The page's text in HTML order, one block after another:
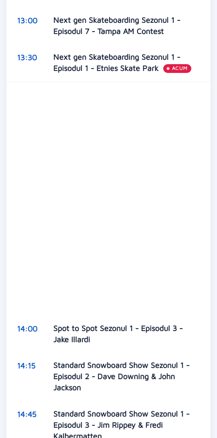
13:00
Next gen Skateboarding Sezonul 1 -
Episodul 7 - Tampa AM Contest
13:30
Next gen Skateboarding Sezonul 1 -
Episodul 1 - Etnies Skate Park
ACUM
14:00
Spot to Spot Sezonul 1 - Episodul 3 -
Jake Illardi
14:15
Standard Snowboard Show Sezonul 1 -
Episodul 2 - Dave Downing & John
Jackson
14:45
Standard Snowboard Show Sezonul 1 -
Episodul 3 - Jim Rippey & Fredi
Kalbermatten